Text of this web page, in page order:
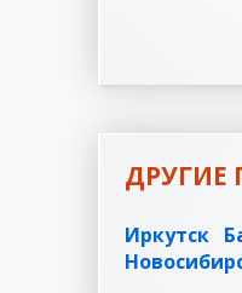
ДРУГИЕ
Иркутск